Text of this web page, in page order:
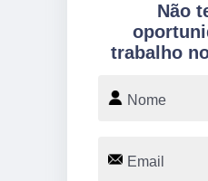
Não
trabalho